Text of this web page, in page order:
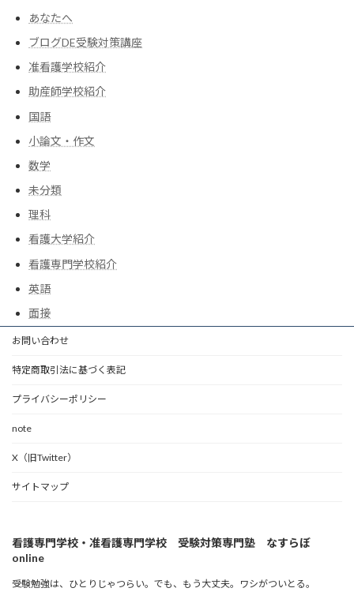
あなたへ
ブログDE受験対策講座
准看護学校紹介
助産師学校紹介
国語
小論文・作文
数学
未分類
理科
看護大学紹介
看護専門学校紹介
英語
面接
お問い合わせ
特定商取引法に基づく表記
プライバシーポリシー
note
X（旧Twitter）
サイトマップ
看護専門学校・准看護専門学校 受験対策専門塾 なすらぼ
online
受験勉強は、ひとりじゃつらい。でも、もう大丈夫。ワシがついとる。